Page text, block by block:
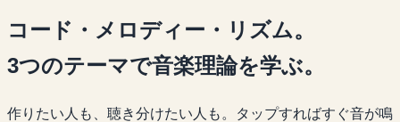
コード・メロディー・リズム。
3つのテーマで音楽理論を学ぶ。
作りたい人も、聴き分けたい人も。タップすればすぐ音が鳴